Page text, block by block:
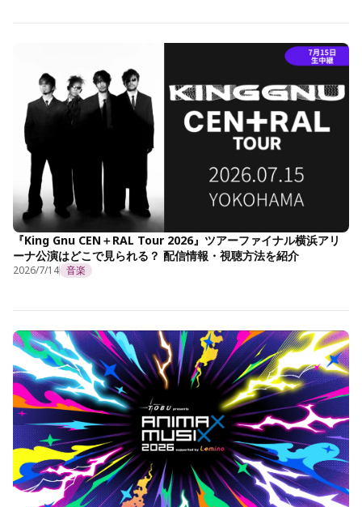
『King Gnu CEN＋RAL Tour 2026』ツアーファイナル横浜アリ
ーナ公演はどこで見られる？ 配信情報・視聴方法を紹介
2026/7/14 音楽